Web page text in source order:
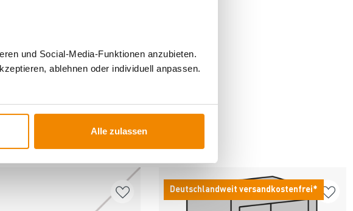
und Social-Media-Funktionen anzubieten.
ablehnen oder individuell anpassen.
Alle zulassen
AUCH DAFÜR
Deutschlandweit versandkostenfrei*